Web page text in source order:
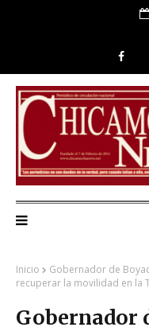
Inicio
Gobernador de
recuperar la movilidad en la
Gobernador